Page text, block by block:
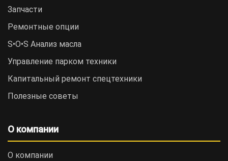
Запчасти
Ремонтные опции
S•O•S Анализ масла
Управление парком техники
Капитальный ремонт спецтехники
Полезные советы
О компании
О компании